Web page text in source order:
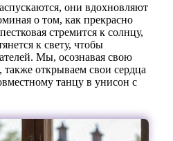
они вдохновляют
о том, как прекрасно
стремится к солнцу,
к свету, чтобы
Мы, осознавая свою
также открываем свои сердца
танцу в унисон с